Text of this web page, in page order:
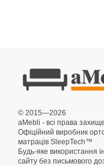
© 2015—2026
aMebli - всі права
Офіційний виробник
матраців SleepTech™
Будь-яке використання
сайту без письмового